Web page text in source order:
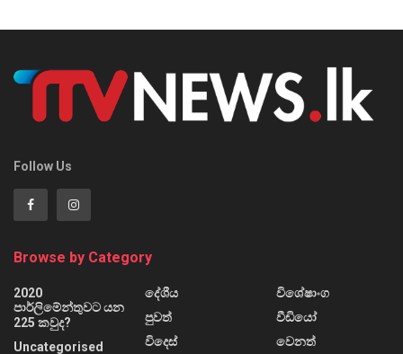
Follow Us
Browse by Category
2020
පාර්ලිමේන්තුවට යන
225 කවුද?
Uncategorised
දේශීය
පුවත්
විදෙස්
විශේෂාංග
වීඩියෝ
වෙනත්